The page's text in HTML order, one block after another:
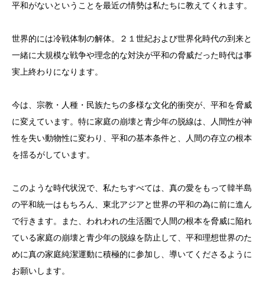
平和がないということを最近の情勢は私たちに教えてくれます。
世界的には冷戦体制の解体。２１世紀および世界化時代の到来と
一緒に大規模な戦争や理念的な対決が平和の脅威だった時代は事
実上終わりになります。
今は、宗教・人種・民族たちの多様な文化的衝突が、平和を脅威
に変えています。特に家庭の崩壊と青少年の脱線は、人間性が神
性を失い動物性に変わり、平和の基本条件と、人間の存立の根本
を揺るがしています。
このような時代状況で、私たちすべては、真の愛をもって韓半島
の平和統一はもちろん、東北アジアと世界の平和の為に前に進ん
で行きます。また、われわれの生活圏で人間の根本を脅威に陥れ
ている家庭の崩壊と青少年の脱線を防止して、平和理想世界のた
めに真の家庭純潔運動に積極的に参加し、導いてくださるように
お願いします。